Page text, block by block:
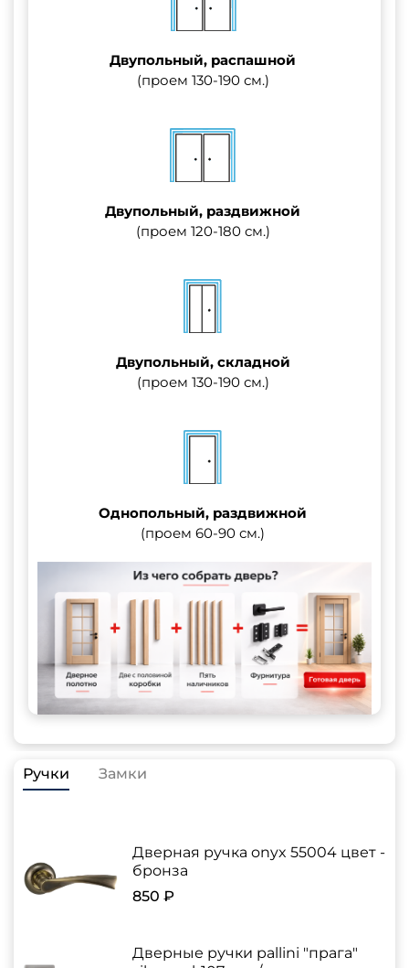
Двупольный, распашной
(проем 130-190 см.)
Двупольный, раздвижной
(проем 120-180 см.)
Двупольный, складной
(проем 130-190 см.)
Однопольный, раздвижной
(проем 60-90 см.)
Ручки Замки
Дверная ручка onyx 55004 цвет -
бронза
850 ₽
Дверные ручки pallini "прага"